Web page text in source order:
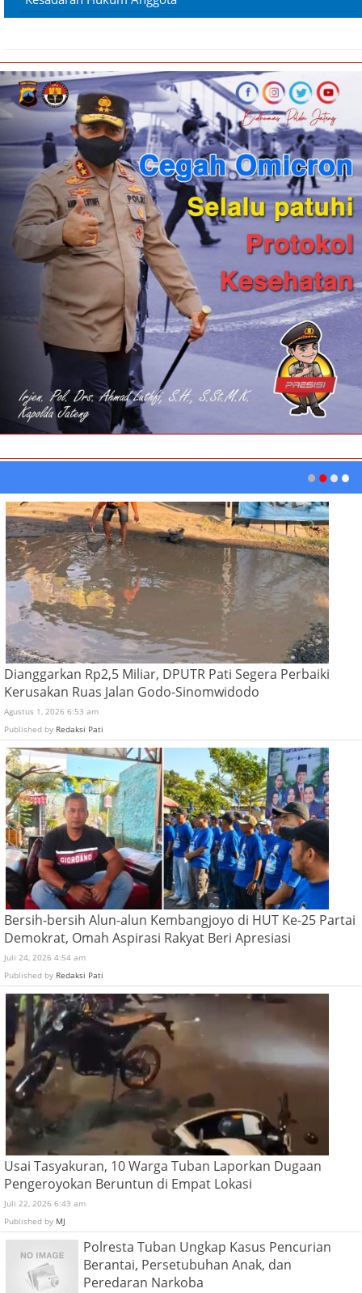
Dianggarkan Rp2,5 Miliar, DPUTR Pati Segera Perbaiki
Kerusakan Ruas Jalan Godo-Sinomwidodo
Agustus 1, 2026 6:53 am
Published by Redaksi Pati
Bersih-bersih Alun-alun Kembangjoyo di HUT Ke-25 Partai
Demokrat, Omah Aspirasi Rakyat Beri Apresiasi
Juli 24, 2026 4:54 am
Published by Redaksi Pati
Usai Tasyakuran, 10 Warga Tuban Laporkan Dugaan
Pengeroyokan Beruntun di Empat Lokasi
Juli 22, 2026 6:43 am
Published by MJ
Polresta Tuban Ungkap Kasus Pencurian
Berantai, Persetubuhan Anak, dan
Peredaran Narkoba